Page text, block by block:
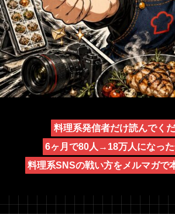
料理系発信者だけ読んでくだ
6ヶ月で80人→18万人になった
料理系SNSの戦い方をメルマガで